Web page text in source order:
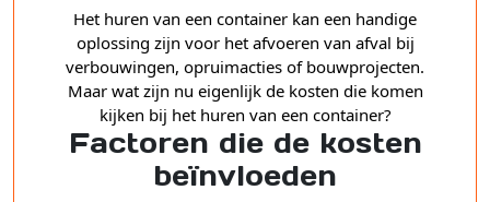
Het huren van een container kan een handige
oplossing zijn voor het afvoeren van afval bij
verbouwingen, opruimacties of bouwprojecten.
Maar wat zijn nu eigenlijk de kosten die komen
kijken bij het huren van een container?
Factoren die de kosten
beïnvloeden